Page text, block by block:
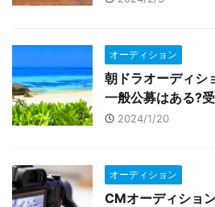
オーディション
朝ドラオーディ
一般公募はある?
2024/1/20
オーディション
CMオーディショ